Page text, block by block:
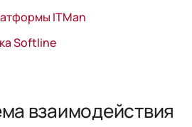
ITMan
Softline
взаимодействия